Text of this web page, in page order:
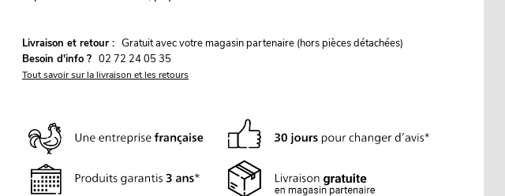
Livraison et retour : Gratuit avec votre magasin partenaire (hors pièces détachées)
Besoin d'info ? 02 72 24 05 35
Tout savoir sur la livraison et les retours